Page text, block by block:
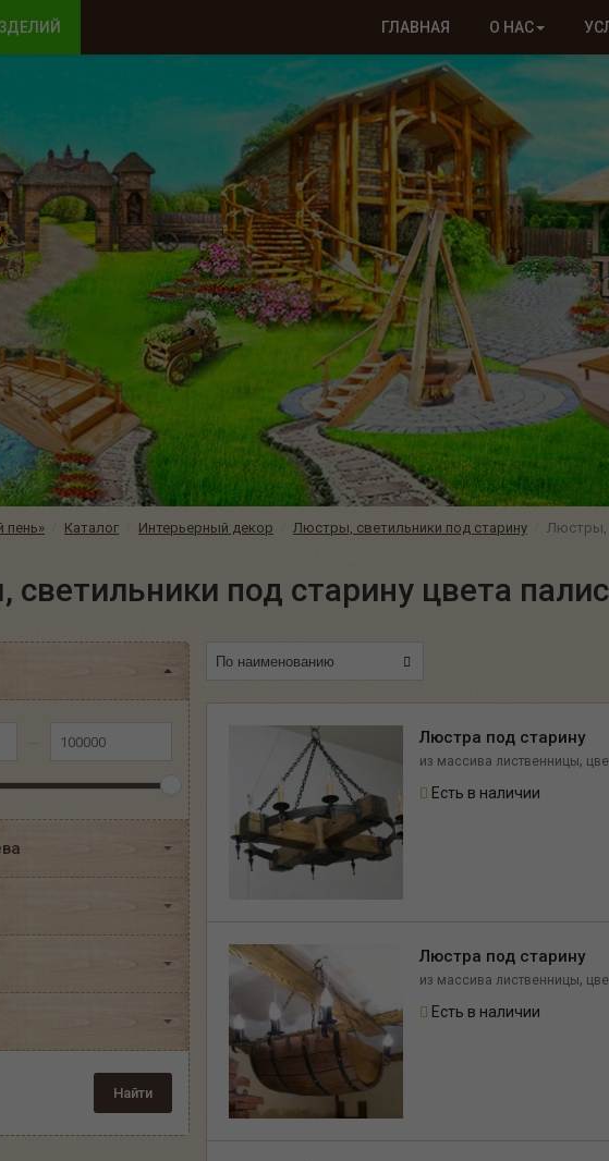
О НАС
ГЛАВНАЯ
пень» Каталог Интерьерный декор Люстры, светильники под старину Люстры,
под старину цвета
Найти
Люстра под старину
из массива лиственницы,
Есть в наличии
Люстра под старину
из массива лиственницы,
Есть в наличии